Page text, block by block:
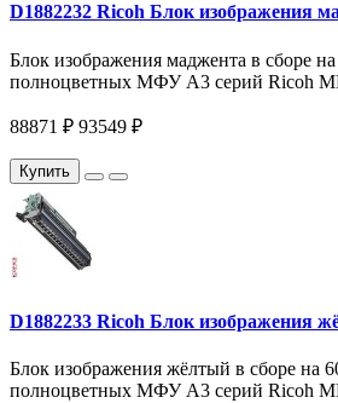
D1882232 Ricoh Блок изображения
Блок изображения маджента в сборе
полноцветных МФУ A3 серий Ricoh
88871 ₽ 93549 ₽
Купить
D1882233 Ricoh Блок изображения
Блок изображения жёлтый в сборе на
полноцветных МФУ A3 серий Ricoh